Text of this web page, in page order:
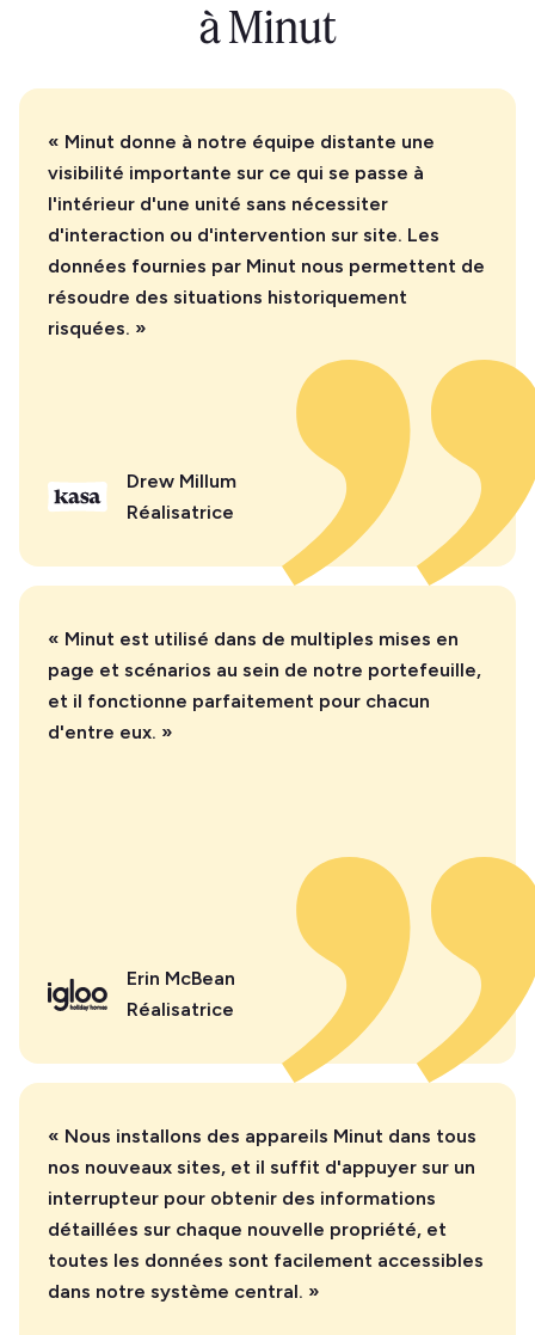
à Minut
« Minut donne à notre équipe distante une
visibilité importante sur ce qui se passe à
l'intérieur d'une unité sans nécessiter
d'interaction ou d'intervention sur site. Les
données fournies par Minut nous permettent de
résoudre des situations historiquement
risquées. »
Drew Millum
Réalisatrice
« Minut est utilisé dans de multiples mises en
page et scénarios au sein de notre portefeuille,
et il fonctionne parfaitement pour chacun
d'entre eux. »
Erin McBean
Réalisatrice
« Nous installons des appareils Minut dans tous
nos nouveaux sites, et il suffit d'appuyer sur un
interrupteur pour obtenir des informations
détaillées sur chaque nouvelle propriété, et
toutes les données sont facilement accessibles
dans notre système central. »